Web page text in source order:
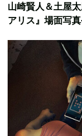
山崎賢人＆土屋
アリス』場面写